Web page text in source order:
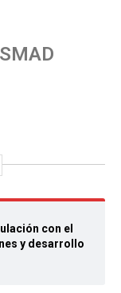
con el
y desarrollo